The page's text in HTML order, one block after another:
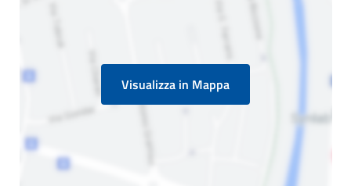
Visualizza in Mappa